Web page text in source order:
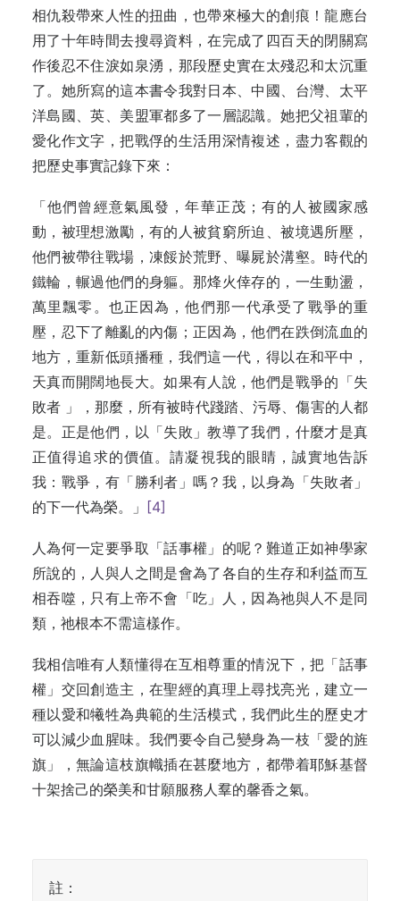
相仇殺帶來人性的扭曲，也帶來極大的創痕！龍應台
用了十年時間去搜尋資料，在完成了四百天的閉關寫
作後忍不住淚如泉湧，那段歷史實在太殘忍和太沉重
了。她所寫的這本書令我對日本、中國、台灣、太平
洋島國、英、美盟軍都多了一層認識。她把父祖輩的
愛化作文字，把戰俘的生活用深情複述，盡力客觀的
把歷史事實記錄下來：
「他們曾經意氣風發，年華正茂；有的人被國家感
動，被理想激勵，有的人被貧窮所迫、被境遇所壓，
他們被帶往戰場，凍餒於荒野、曝屍於溝壑。時代的
鐵輪，輾過他們的身軀。那烽火倖存的，一生動盪，
萬里飄零。也正因為，他們那一代承受了戰爭的重
壓，忍下了離亂的內傷；正因為，他們在跌倒流血的
地方，重新低頭播種，我們這一代，得以在和平中，
天真而開闊地長大。如果有人說，他們是戰爭的「失
敗者 」，那麼，所有被時代踐踏、污辱、傷害的人都
是。正是他們，以「失敗」教導了我們，什麼才是真
正值得追求的價值。請凝視我的眼睛，誠實地告訴
我：戰爭，有「勝利者」嗎？我，以身為「失敗者」
的下一代為榮。」 [4]
人為何一定要爭取「話事權」的呢？難道正如神學家
所說的，人與人之間是會為了各自的生存和利益而互
相吞噬，只有上帝不會「吃」人，因為祂與人不是同
類，祂根本不需這樣作。
我相信唯有人類懂得在互相尊重的情況下，把「話事
權」交回創造主，在聖經的真理上尋找亮光，建立一
種以愛和犧牲為典範的生活模式，我們此生的歷史才
可以減少血腥味。我們要令自己變身為一枝「愛的旌
旗」，無論這枝旗幟插在甚麼地方，都帶着耶穌基督
十架捨己的榮美和甘願服務人羣的馨香之氣。